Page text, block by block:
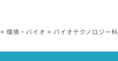
> 環境・バイオ > バイオテクノロジー科